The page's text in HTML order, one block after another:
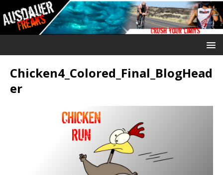
Chicken4_Colored_Final_BlogHead
er